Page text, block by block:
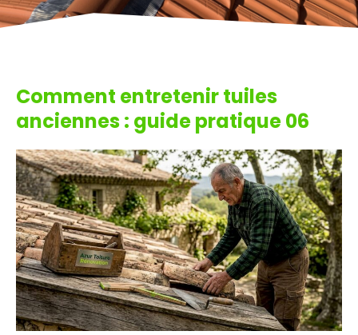
Comment entretenir tuiles
anciennes : guide pratique 06